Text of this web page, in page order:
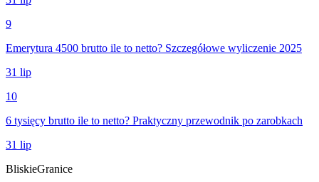
9
Emerytura 4500 brutto ile to netto? Szczegółowe wyliczenie 2025
31 lip
10
6 tysięcy brutto ile to netto? Praktyczny przewodnik po zarobkach
31 lip
BliskieGranice